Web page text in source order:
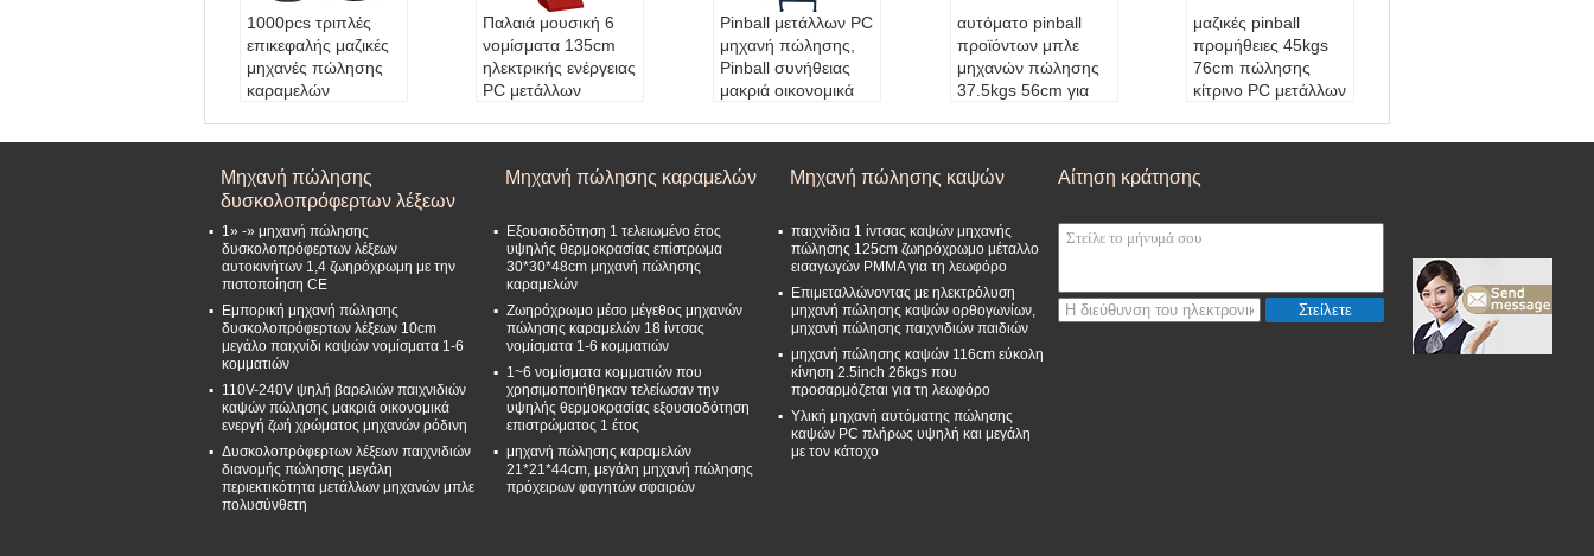
1000pcs τριπλές
επικεφαλής μαζικές
μηχανές πώλησης
καραμελών
Εξουσιοδότηση:
έτος
Ικανότητα:1000
Υλικό:Πόρτα καπα
κιών, βάσεων, χοαν
ών, δαχτυλιδιών και
υδατοπτώσεων ρίψε
ων κύβων μετάλλω
ν, παράθυρο PC με
τ
Παλαιά μουσική 6
νομίσματα 135cm
ηλεκτρικής ενέργειας
PC μετάλλων
Εξουσιοδότηση:1
Τάση:Κανένας
Νόμισμα-mach:1-
6 νομίσματα κομματι
Pinball μετάλλων PC
μηχανή πώλησης,
Pinball συνήθειας
μακριά οικονομικά
νος, άσπρος, μαύρο
Εξουσιοδότηση:1
έτος
Ικανότητα:500
Όλο το σώμ
α μετάλλων, παράθυ
ρο PC με τη UV προ
αυτόματο pinball
προϊόντων μπλε
μηχανών πώλησης
37.5kgs 56cm για
Εξουσιοδότηση:1
Τάση:κανένας
Νόμισμα-mach:1-
6 νομίσματα κομματι
ών
μαζικές pinball
προμήθειες 45kgs
76cm πώλησης
κίτρινο PC μετάλλων
έτη
Νόμισμα-Mech:1~
6 νομίσματα κομματι
Μηχανή πώλησης
δυσκολοπρόφερτων λέξεων
1» -» μηχανή πώλησης
δυσκολοπρόφερτων λέξεων
αυτοκινήτων 1,4 ζωηρόχρωμη με την
πιστοποίηση CE
Εμπορική μηχανή πώλησης
δυσκολοπρόφερτων λέξεων 10cm
μεγάλο παιχνίδι καψών νομίσματα 1-6
κομματιών
110V-240V ψηλή βαρελιών παιχνιδιών
καψών πώλησης μακριά οικονομικά
ενεργή ζωή χρώματος μηχανών ρόδινη
Δυσκολοπρόφερτων λέξεων παιχνιδιών
διανομής πώλησης μεγάλη
περιεκτικότητα μετάλλων μηχανών μπλε
πολυσύνθετη
Μηχανή πώλησης καραμελών
Εξουσιοδότηση 1 τελειωμένο έτος
υψηλής θερμοκρασίας επίστρωμα
30*30*48cm μηχανή πώλησης
καραμελών
Ζωηρόχρωμο μέσο μέγεθος μηχανών
πώλησης καραμελών 18 ίντσας
νομίσματα 1-6 κομματιών
1~6 νομίσματα κομματιών που
χρησιμοποιήθηκαν τελείωσαν την
υψηλής θερμοκρασίας εξουσιοδότηση
επιστρώματος 1 έτος
μηχανή πώλησης καραμελών
21*21*44cm, μεγάλη μηχανή πώλησης
πρόχειρων φαγητών σφαιρών
Μηχανή πώλησης καψών
παιχνίδια 1 ίντσας καψών μηχανής
πώλησης 125cm ζωηρόχρωμο μέταλλο
εισαγωγών PMMA για τη λεωφόρο
Επιμεταλλώνοντας με ηλεκτρόλυση
μηχανή πώλησης καψών ορθογωνίων,
μηχανή πώλησης παιχνιδιών παιδιών
μηχανή πώλησης καψών 116cm εύκολη
κίνηση 2.5inch 26kgs που
προσαρμόζεται για τη λεωφόρο
Υλική μηχανή αυτόματης πώλησης
καψών PC πλήρως υψηλή και μεγάλη
με τον κάτοχο
Αίτηση κράτησης
Στείλετε